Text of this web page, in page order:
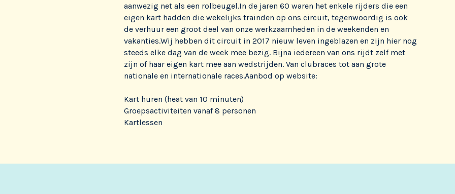
aanwezig net als een rolbeugel.In de jaren 60 waren het enkele rijders die een
eigen kart hadden die wekelijks trainden op ons circuit, tegenwoordig is ook
de verhuur een groot deel van onze werkzaamheden in de weekenden en
vakanties.Wij hebben dit circuit in 2017 nieuw leven ingeblazen en zijn hier nog
steeds elke dag van de week mee bezig. Bijna iedereen van ons rijdt zelf met
zijn of haar eigen kart mee aan wedstrijden. Van clubraces tot aan grote
nationale en internationale races.Aanbod op website:
Kart huren (heat van 10 minuten)
Groepsactiviteiten vanaf 8 personen
Kartlessen